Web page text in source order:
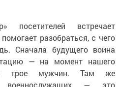
встречает
разобраться, с чего
Сначала будущего воина
— на момент нашего
трое мужчин. Там же
военнослужащих — это